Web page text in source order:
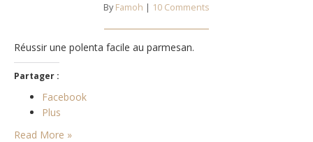
By Famoh | 10 Comments
Réussir une polenta facile au parmesan.
Partager :
Facebook
Plus
Read More »